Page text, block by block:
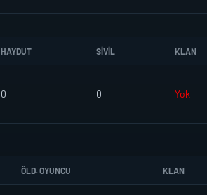
HAYDUT SIVIL KLAN
0 0 Yok
ÖLD. OYUNCU KLAN